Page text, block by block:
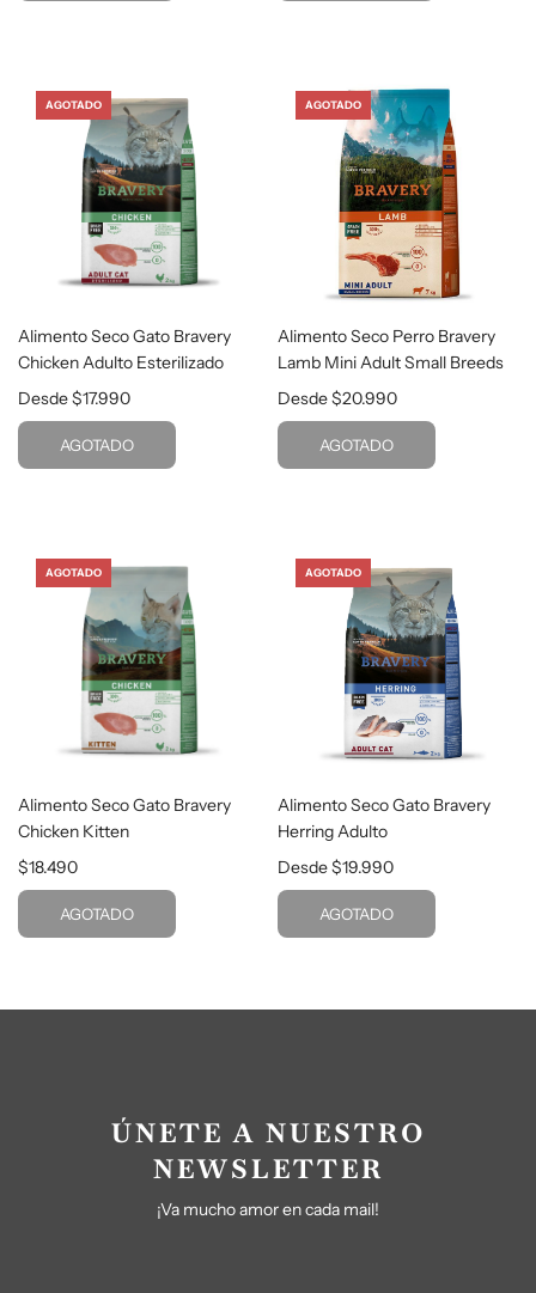
AGOTADO
Alimento Seco Gato Bravery
Chicken Adulto Esterilizado
Desde$17.990
AGOTADO
AGOTADO
Alimento Seco Perro Bravery
Lamb Mini Adult Small Breeds
Desde$20.990
AGOTADO
AGOTADO
Alimento Seco Gato Bravery
Chicken Kitten
$18.490
AGOTADO
AGOTADO
Alimento Seco Gato Bravery
Herring Adulto
Desde$19.990
AGOTADO
ÚNETE A NUESTRO
NEWSLETTER
¡Va mucho amor en cada mail!